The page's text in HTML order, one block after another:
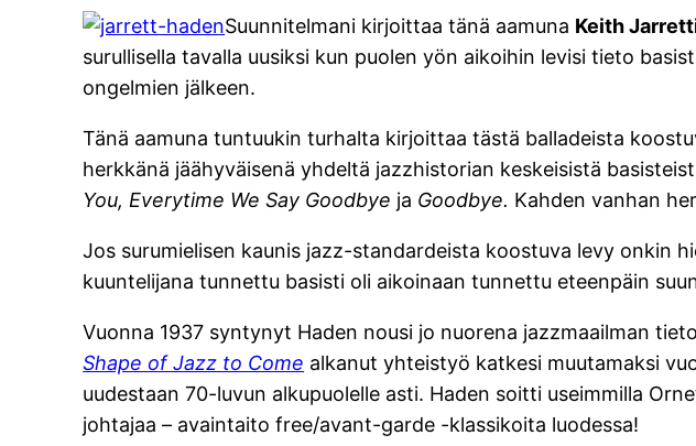
Suunnitelmani kirjoittaa tänä aamuna Keith
surullisella tavalla uusiksi kun puolen yön aikoihin levisi tieto
ongelmien jälkeen.
Tänä aamuna tuntuukin turhalta kirjoittaa tästä balladeista
herkkänä jäähyväisenä yhdeltä jazzhistorian keskeisistä
You, Everytime We Say Goodbye ja Goodbye. Kahden vanhan
Jos surumielisen kaunis jazz-standardeista koostuva levy onkin
kuuntelijana tunnettu basisti oli aikoinaan tunnettu eteenpäin
Vuonna 1937 syntynyt Haden nousi jo nuorena jazzmaailman
Shape of Jazz to Come alkanut yhteistyö katkesi muutamaksi
uudestaan 70-luvun alkupuolelle asti. Haden soitti useimmilla
johtajaa – avaintaito free/avant-garde -klassikoita luodessa!